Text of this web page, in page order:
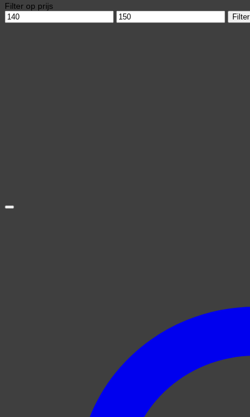
Filter op prijs
Min.
prijs
Max.
prijs
Filter